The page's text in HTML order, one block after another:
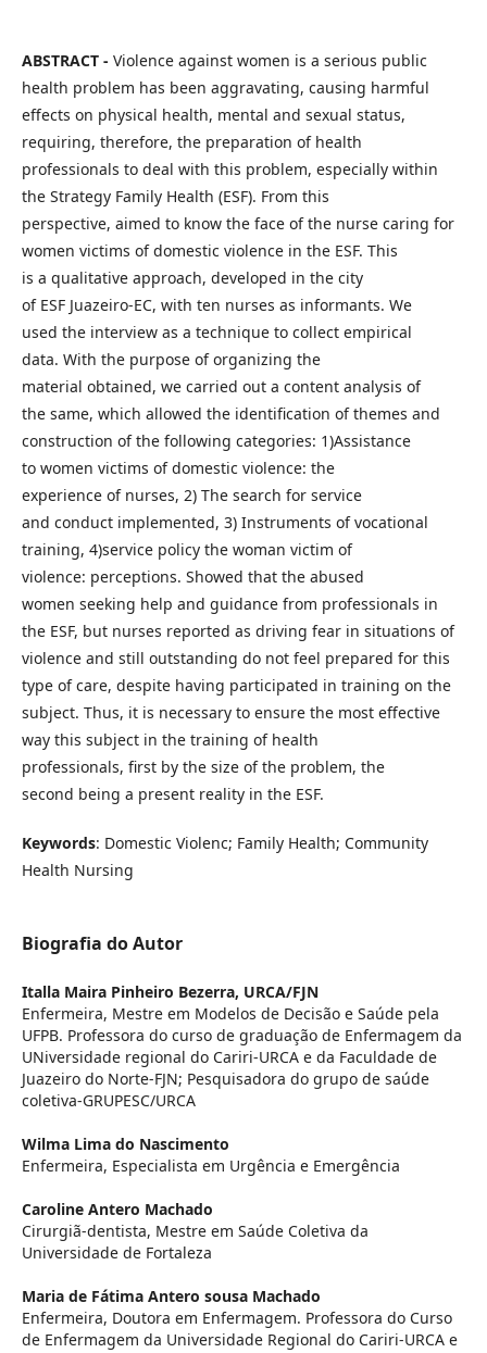
ABSTRACT - Violence against women is a serious public
health problem has been aggravating, causing harmful
effects on physical health, mental and sexual status,
requiring, therefore, the preparation of health
professionals to deal with this problem, especially within
the Strategy Family Health (ESF). From this
perspective, aimed to know the face of the nurse caring for
women victims of domestic violence in the ESF. This
is a qualitative approach, developed in the city
of ESF Juazeiro-EC, with ten nurses as informants. We
used the interview as a technique to collect empirical
data. With the purpose of organizing the
material obtained, we carried out a content analysis of
the same, which allowed the identification of themes and
construction of the following categories: 1)Assistance
to women victims of domestic violence: the
experience of nurses, 2) The search for service
and conduct implemented, 3) Instruments of vocational
training, 4)service policy the woman victim of
violence: perceptions. Showed that the abused
women seeking help and guidance from professionals in
the ESF, but nurses reported as driving fear in situations of
violence and still outstanding do not feel prepared for this
type of care, despite having participated in training on the
subject. Thus, it is necessary to ensure the most effective
way this subject in the training of health
professionals, first by the size of the problem, the
second being a present reality in the ESF.
Keywords: Domestic Violenc; Family Health; Community
Health Nursing
Biografia do Autor
Italla Maira Pinheiro Bezerra, URCA/FJN
Enfermeira, Mestre em Modelos de Decisão e Saúde pela
UFPB. Professora do curso de graduação de Enfermagem da
UNiversidade regional do Cariri-URCA e da Faculdade de
Juazeiro do Norte-FJN; Pesquisadora do grupo de saúde
coletiva-GRUPESC/URCA
Wilma Lima do Nascimento
Enfermeira, Especialista em Urgência e Emergência
Caroline Antero Machado
Cirurgiã-dentista, Mestre em Saúde Coletiva da
Universidade de Fortaleza
Maria de Fátima Antero sousa Machado
Enfermeira, Doutora em Enfermagem. Professora do Curso
de Enfermagem da Universidade Regional do Cariri-URCA e